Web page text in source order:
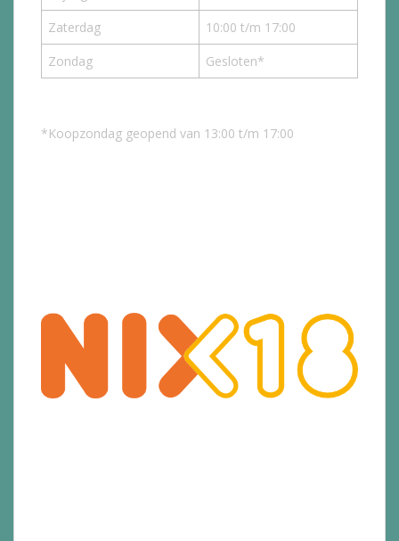
Zaterdag
10:00 t/m 17:00
Zondag
Gesloten*
*Koopzondag geopend van 13:00 t/m 17:00